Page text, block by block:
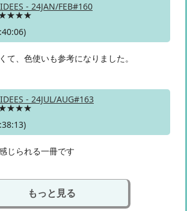
- 24JAN/FEB#160
て、色使いも参考になりました。
- 24JUL/AUG#163
じられる一冊です
もっと見る